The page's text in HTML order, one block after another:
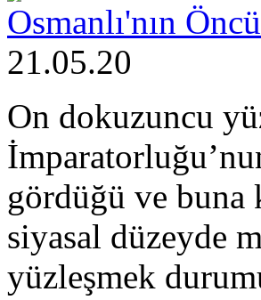
Osmanlı'nın
21.05.20
On dokuzuncu
gördüğü ve buna
siyasal düzeyde
yüzleşmek